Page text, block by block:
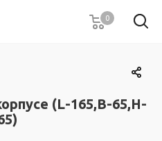
0
(L-165,B-65,H-